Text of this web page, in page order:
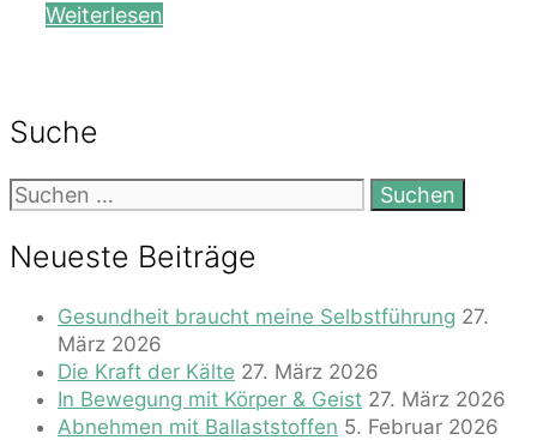
Weiterlesen
Suche
Suchen
nach:
Neueste Beiträge
Gesundheit braucht meine Selbstführung 27.
März 2026
Die Kraft der Kälte 27. März 2026
In Bewegung mit Körper & Geist 27. März 2026
Abnehmen mit Ballaststoffen 5. Februar 2026